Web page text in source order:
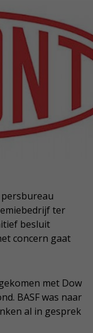
ter
besluit
concern gaat
met Dow
BASF was naar
al in gesprek